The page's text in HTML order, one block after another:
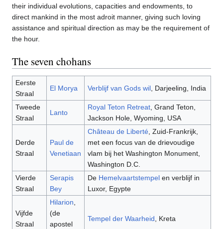
their individual evolutions, capacities and endowments, to
direct mankind in the most adroit manner, giving such loving
assistance and spiritual direction as may be the requirement of
the hour.
The seven chohans
Eerste
Straal
El Morya Verblijf van Gods wil, Darjeeling, India
Tweede
Straal
Lanto
Royal Teton Retreat, Grand Teton,
Jackson Hole, Wyoming, USA
Derde
Straal
Paul de
Venetiaan
Château de Liberté, Zuid-Frankrijk,
met een focus van de drievoudige
vlam bij het Washington Monument,
Washington D.C.
Vierde
Straal
Serapis
Bey
De Hemelvaartstempelen verblijf in
Luxor, Egypte
Vijfde
Straal
Hilarion,
(de
apostel
Tempel der Waarheid, Kreta